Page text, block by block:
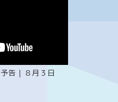
告｜８月３日